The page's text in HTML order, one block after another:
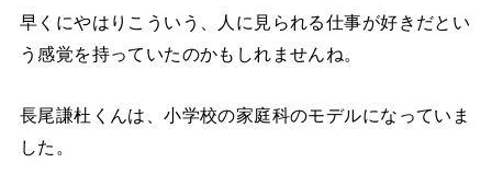
早くにやはりこういう、人に見られる仕事が好きだとい
う感覚を持っていたのかもしれませんね。
長尾謙杜くんは、小学校の家庭科のモデルになっていま
した。